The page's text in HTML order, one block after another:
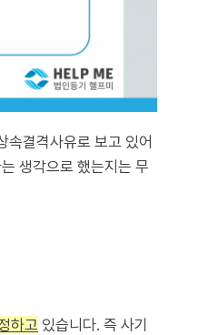
속결격사유로 보고 있어
생각으로 했는지는 무
하고 있습니다. 즉 사기